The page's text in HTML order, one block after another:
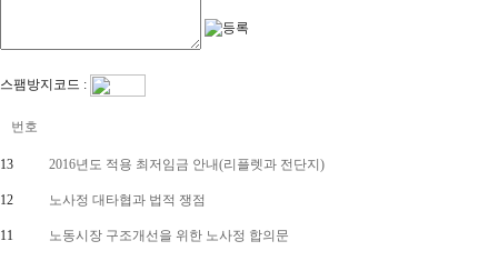
스팸방지코드 :
번호
13 2016년도 적용 최저임금 안내(리플렛과 전단지)
12 노사정 대타협과 법적 쟁점
11 노동시장 구조개선을 위한 노사정 합의문